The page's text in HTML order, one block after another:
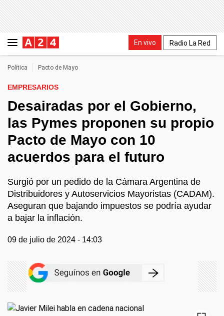
En vivo Radio La Red
Política Pacto de Mayo
EMPRESARIOS
Desairadas por el Gobierno,
las Pymes proponen su propio
Pacto de Mayo con 10
acuerdos para el futuro
Surgió por un pedido de la Cámara Argentina de
Distribuidores y Autoservicios Mayoristas (CADAM).
Aseguran que bajando impuestos se podría ayudar
a bajar la inflación.
09 de julio de 2024 - 14:03